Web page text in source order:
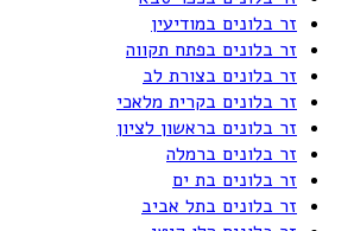
זר בלונים במודיעין
זר בלונים בפתח תקווה
זר בלונים בצורת לב
זר בלונים בקרית מלאכי
זר בלונים בראשון לציון
זר בלונים ברמלה
זר בלונים בת ים
זר בלונים בתל אביב